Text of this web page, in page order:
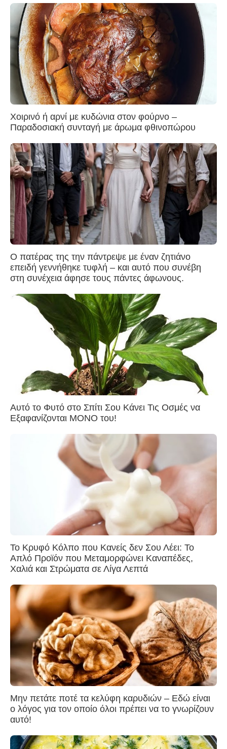
Χοιρινό ή αρνί με κυδώνια στον φούρνο –
Παραδοσιακή συνταγή με άρωμα φθινοπώρου
Ο πατέρας της την πάντρεψε με έναν ζητιάνο
επειδή γεννήθηκε τυφλή – και αυτό που συνέβη
στη συνέχεια άφησε τους πάντες άφωνους.
Αυτό το Φυτό στο Σπίτι Σου Κάνει Τις Οσμές να
Εξαφανίζονται ΜΟΝΟ του!
Το Κρυφό Κόλπο που Κανείς δεν Σου Λέει: Το
Απλό Προϊόν που Μεταμορφώνει Καναπέδες,
Χαλιά και Στρώματα σε Λίγα Λεπτά
Μην πετάτε ποτέ τα κελύφη καρυδιών – Εδώ είναι
ο λόγος για τον οποίο όλοι πρέπει να το γνωρίζουν
αυτό!